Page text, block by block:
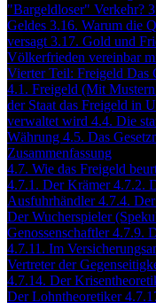
"Bargeldloser" Verkehr?
Geldes 3.16. Warum die
versagt 3.17. Gold und
Völkerfrieden vereinbar
Vierter Teil: Freigeld Das
4.1. Freigeld (Mit
der Staat das Freigeld in
verwaltet wird 4.4. Die
Währung 4.5. Das
Zusammenfassung
4.7. Wie das Freigeld
4.7.1. Der Krämer4.7.2.
Ausfuhrhändler4.7.4.
Der Wucherspieler
Genossenschaftler4.7.9.
4.7.11. Im
Vertreter der
4.7.14. Der
Der Lohntheoretiker